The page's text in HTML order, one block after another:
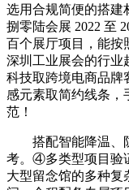
选用合规简便的搭建
捌零陆会展 2022 至
百个展厅项目，能按
深圳工业展会的行业
科技取跨境电商品牌
感元素取简约线条，
范！
搭配智能降温、防
考。④多类型项目验
大型留念馆的多种复